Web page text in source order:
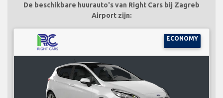
De beschikbare huurauto's van Right Cars bij Zagreb
Airport zijn:
ECONOMY